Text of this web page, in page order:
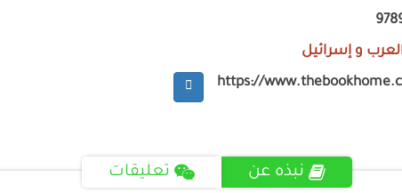
و إسرائيل
https://
نبذه عن تعليقات